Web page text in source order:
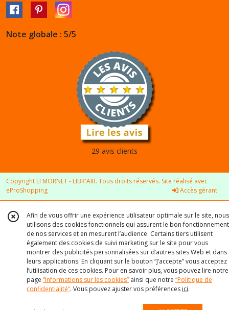
Note globale : 5/5
29 avis clients
Copyright EI MORNET - LIBR'AIR. Tous droits réservés. Site réalisé avec
eProShopping
Accès gérant
Afin de vous offrir une expérience utilisateur optimale sur le site, nous
utilisons des cookies fonctionnels qui assurent le bon fonctionnement
de nos services et en mesurent l’audience. Certains tiers utilisent
également des cookies de suivi marketing sur le site pour vous
montrer des publicités personnalisées sur d’autres sites Web et dans
leurs applications. En cliquant sur le bouton “J’accepte” vous acceptez
l’utilisation de ces cookies. Pour en savoir plus, vous pouvez lire notre
page “Informations sur les cookies” ainsi que notre “Politique de
confidentialité“. Vous pouvez ajuster vos préférences ici.